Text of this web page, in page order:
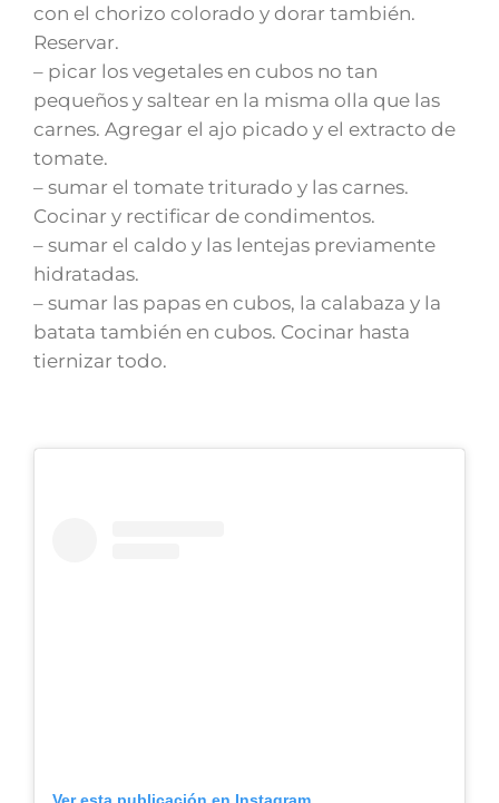
con el chorizo colorado y dorar también.
Reservar.
– picar los vegetales en cubos no tan
pequeños y saltear en la misma olla que las
carnes. Agregar el ajo picado y el extracto de
tomate.
– sumar el tomate triturado y las carnes.
Cocinar y rectificar de condimentos.
– sumar el caldo y las lentejas previamente
hidratadas.
– sumar las papas en cubos, la calabaza y la
batata también en cubos. Cocinar hasta
tiernizar todo.